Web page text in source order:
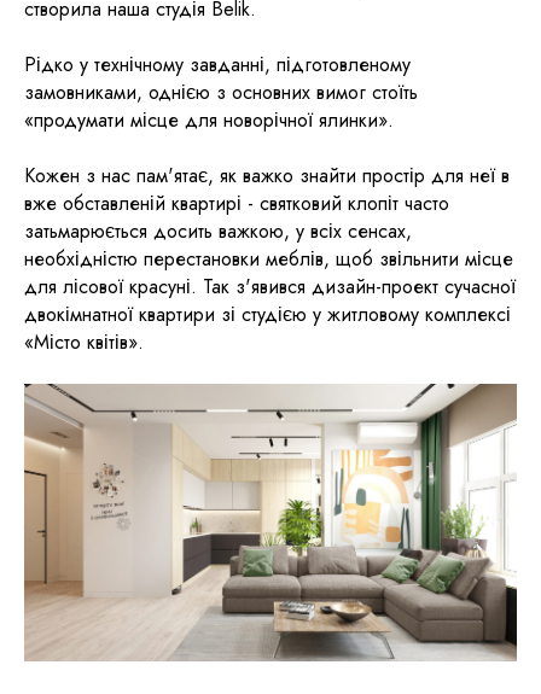
створила наша студія Belik.
Рідко у технічному завданні, підготовленому
замовниками, однією з основних вимог стоїть
«продумати місце для новорічної ялинки».
Кожен з нас пам'ятає, як важко знайти простір для неї в
вже обставленій квартирі - святковий клопіт часто
затьмарюється досить важкою, у всіх сенсах,
необхідністю перестановки меблів, щоб звільнити місце
для лісової красуні. Так з'явився дизайн-проект сучасної
двокімнатної квартири зі студією у житловому комплексі
«Місто квітів».